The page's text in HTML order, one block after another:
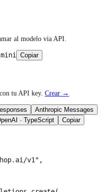
al modelo via API.
Copiar
tu API key. Crear →
Anthropic Messages
· TypeScript Copiar
v1",